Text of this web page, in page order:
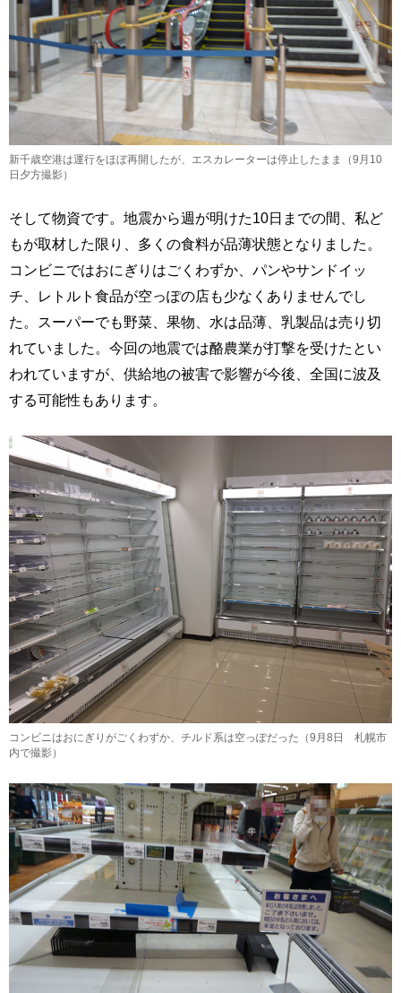
新千歳空港は運行をほぼ再開したが、エスカレーターは停止したまま（9月10
日夕方撮影）
そして物資です。地震から週が明けた10日までの間、私ど
もが取材した限り、多くの食料が品薄状態となりました。
コンビニではおにぎりはごくわずか、パンやサンドイッ
チ、レトルト食品が空っぽの店も少なくありませんでし
た。スーパーでも野菜、果物、水は品薄、乳製品は売り切
れていました。今回の地震では酪農業が打撃を受けたとい
われていますが、供給地の被害で影響が今後、全国に波及
する可能性もあります。
コンビニはおにぎりがごくわずか、チルド系は空っぽだった（9月8日 札幌市
内で撮影）